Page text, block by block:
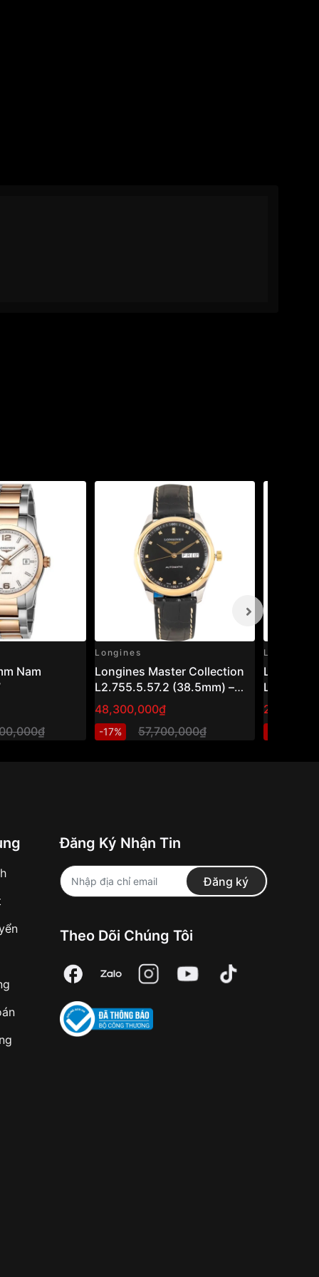
Nam
Longines
Longines Master Collection
L2.755.5.57.2 (38.5mm) –
Đồng hồ nam vàng 18K đính
kim cương, phong cách
Dress Watch Thụy Sỹ
48,300,000₫
-17% 57,700,000₫
Longines
Longines
Đăng Ký Nhận Tin
Đăng ký
Theo Dõi Chúng Tôi